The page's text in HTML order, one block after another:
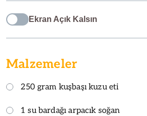
Ekran Açık Kalsın
Malzemeler
250 gram kuşbaşı kuzu eti
1 su bardağı arpacık soğan